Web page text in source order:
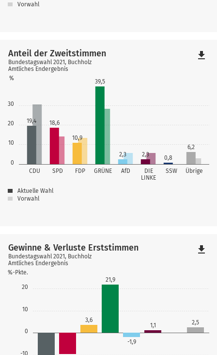
Vorwahl
0
10
20
30
%
CDU SPD FDP GRÜNE AfD
DIE
LINKE
SSW Übrige
19,4 18,6
10,9
39,5
2,3 2,3 0,8
6,2
Anteil der Zweitstimmen
Bundestagswahl 2021, Buchholz
Amtliches Endergebnis
Aktuelle Wahl
Vorwahl
file_download
-10
0
10
20
%-Pkte.
3,6
21,9
-1,9
1,1 2,5
Gewinne & Verluste Erststimmen
Bundestagswahl 2021, Buchholz
Amtliches Endergebnis
file_download